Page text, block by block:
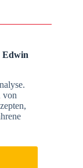
Edwin
von